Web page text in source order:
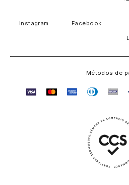
Instagram Facebook
Métodos de